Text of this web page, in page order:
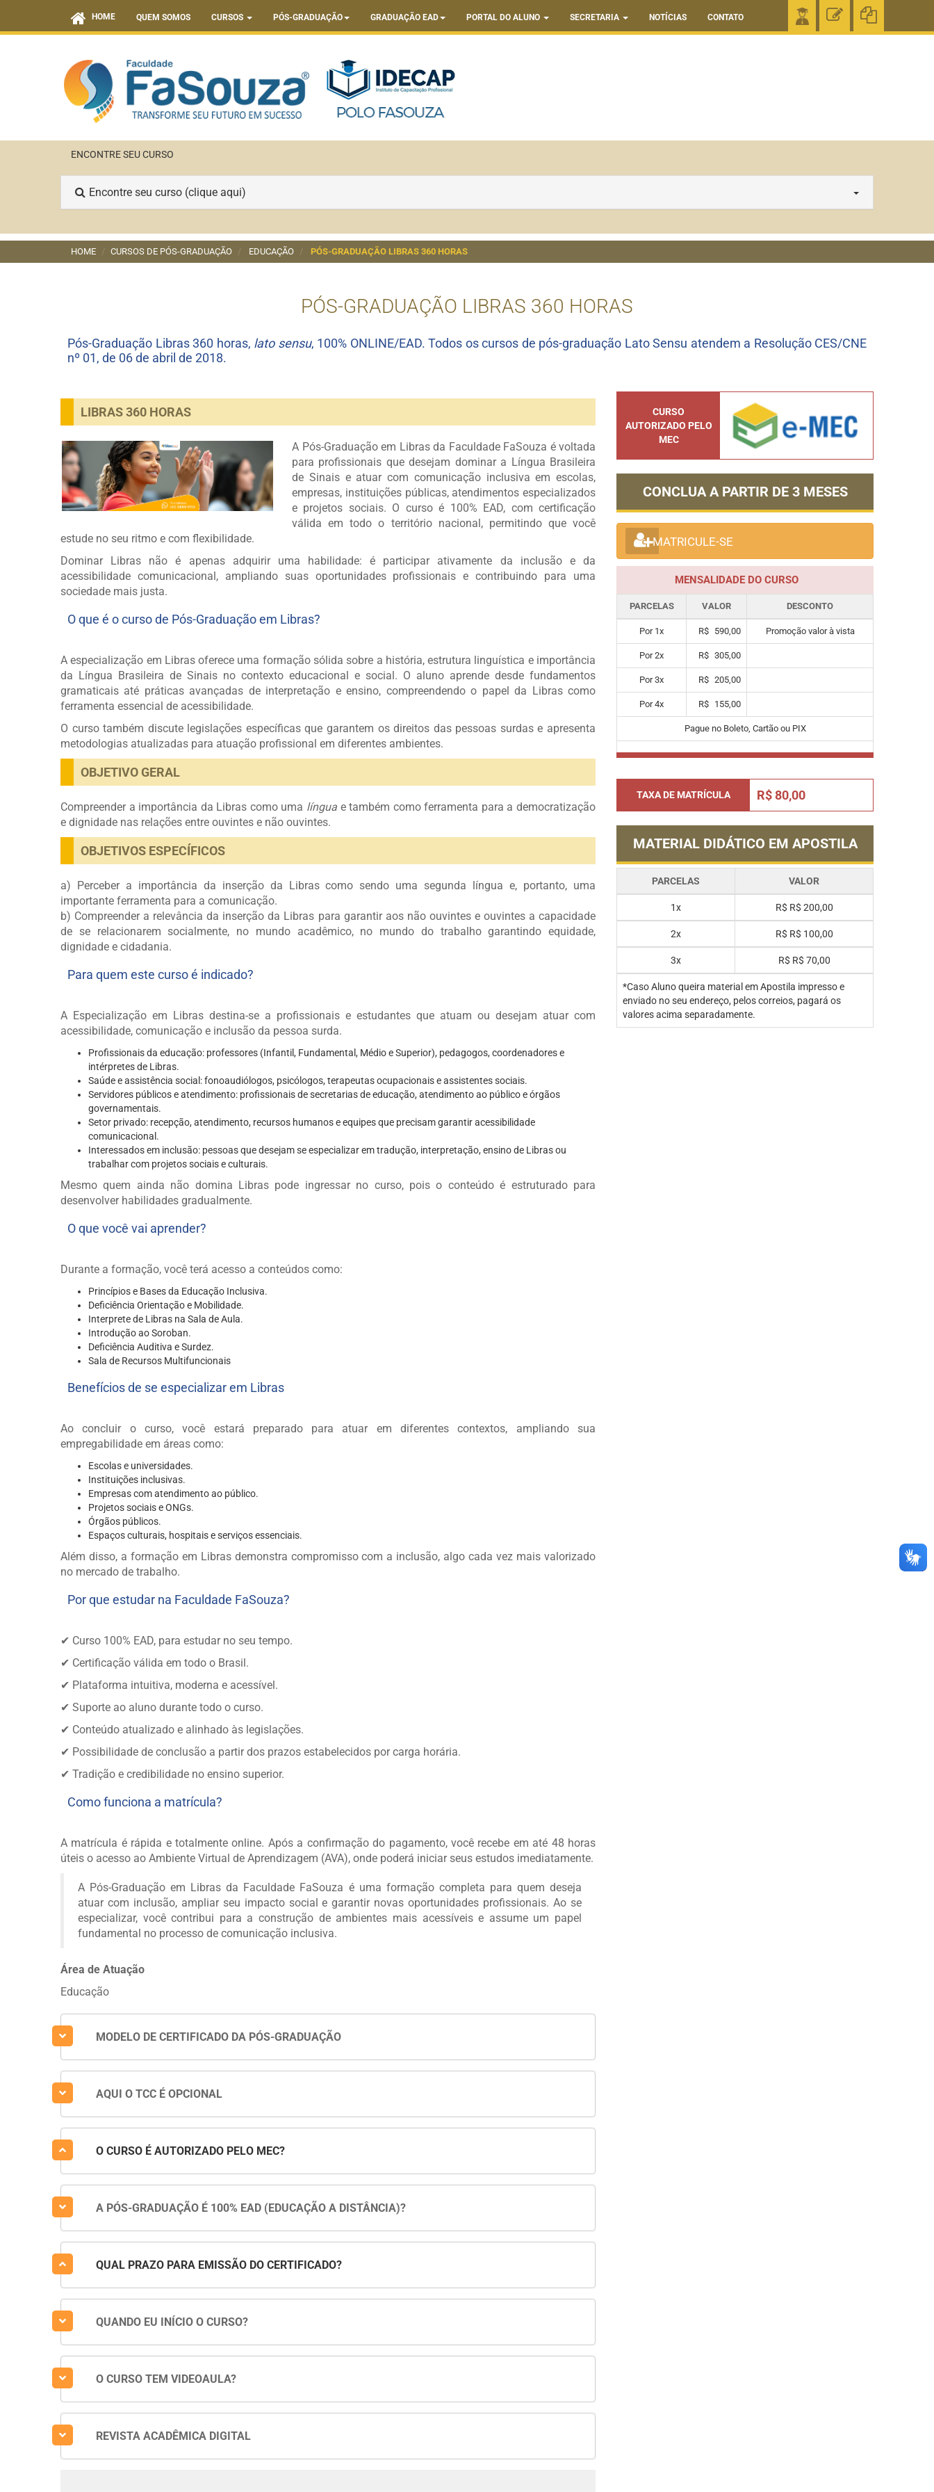
HOME QUEM SOMOS CURSOS PÓS-GRADUAÇÃO GRADUAÇÃO EAD PORTAL DO ALUNO SECRETARIA NOTÍCIAS CONTATO
ENCONTRE SEU CURSO
Encontre seu curso (clique aqui)
HOME CURSOS DE PÓS-GRADUAÇÃO EDUCAÇÃO PÓS-GRADUAÇÃO LIBRAS 360 HORAS
PÓS-GRADUAÇÃO LIBRAS 360 HORAS
Pós-Graduação Libras 360 horas, lato sensu, 100% ONLINE/EAD. Todos os cursos de pós-graduação Lato Sensu atendem a Resolução CES/CNE
nº 01, de 06 de abril de 2018.
LIBRAS 360 HORAS
A Pós-Graduação em Libras da Faculdade FaSouza é voltada
para profissionais que desejam dominar a Língua Brasileira
de Sinais e atuar com comunicação inclusiva em escolas,
empresas, instituições públicas, atendimentos especializados
e projetos sociais. O curso é 100% EAD, com certificação
válida em todo o território nacional, permitindo que você
estude no seu ritmo e com flexibilidade.
Dominar Libras não é apenas adquirir uma habilidade: é participar ativamente da inclusão e da
acessibilidade comunicacional, ampliando suas oportunidades profissionais e contribuindo para uma
sociedade mais justa.
O que é o curso de Pós-Graduação em Libras?
A especialização em Libras oferece uma formação sólida sobre a história, estrutura linguística e importância
da Língua Brasileira de Sinais no contexto educacional e social. O aluno aprende desde fundamentos
gramaticais até práticas avançadas de interpretação e ensino, compreendendo o papel da Libras como
ferramenta essencial de acessibilidade.
O curso também discute legislações específicas que garantem os direitos das pessoas surdas e apresenta
metodologias atualizadas para atuação profissional em diferentes ambientes.
OBJETIVO GERAL
Compreender a importância da Libras como uma língua e também como ferramenta para a democratização
e dignidade nas relações entre ouvintes e não ouvintes.
OBJETIVOS ESPECÍFICOS
a) Perceber a importância da inserção da Libras como sendo uma segunda língua e, portanto, uma
importante ferramenta para a comunicação.
b) Compreender a relevância da inserção da Libras para garantir aos não ouvintes e ouvintes a capacidade
de se relacionarem socialmente, no mundo acadêmico, no mundo do trabalho garantindo equidade,
dignidade e cidadania.
Para quem este curso é indicado?
A Especialização em Libras destina-se a profissionais e estudantes que atuam ou desejam atuar com
acessibilidade, comunicação e inclusão da pessoa surda.
Profissionais da educação: professores (Infantil, Fundamental, Médio e Superior), pedagogos, coordenadores e
intérpretes de Libras.
Saúde e assistência social: fonoaudiólogos, psicólogos, terapeutas ocupacionais e assistentes sociais.
Servidores públicos e atendimento: profissionais de secretarias de educação, atendimento ao público e órgãos
governamentais.
Setor privado: recepção, atendimento, recursos humanos e equipes que precisam garantir acessibilidade
comunicacional.
Interessados em inclusão: pessoas que desejam se especializar em tradução, interpretação, ensino de Libras ou
trabalhar com projetos sociais e culturais.
Mesmo quem ainda não domina Libras pode ingressar no curso, pois o conteúdo é estruturado para
desenvolver habilidades gradualmente.
O que você vai aprender?
Durante a formação, você terá acesso a conteúdos como:
Princípios e Bases da Educação Inclusiva.
Deficiência Orientação e Mobilidade.
Interprete de Libras na Sala de Aula.
Introdução ao Soroban.
Deficiência Auditiva e Surdez.
Sala de Recursos Multifuncionais
Benefícios de se especializar em Libras
Ao concluir o curso, você estará preparado para atuar em diferentes contextos, ampliando sua
empregabilidade em áreas como:
Escolas e universidades.
Instituições inclusivas.
Empresas com atendimento ao público.
Projetos sociais e ONGs.
Órgãos públicos.
Espaços culturais, hospitais e serviços essenciais.
Além disso, a formação em Libras demonstra compromisso com a inclusão, algo cada vez mais valorizado
no mercado de trabalho.
Por que estudar na Faculdade FaSouza?
✔ Curso 100% EAD, para estudar no seu tempo.
✔ Certificação válida em todo o Brasil.
✔ Plataforma intuitiva, moderna e acessível.
✔ Suporte ao aluno durante todo o curso.
✔ Conteúdo atualizado e alinhado às legislações.
✔ Possibilidade de conclusão a partir dos prazos estabelecidos por carga horária.
✔ Tradição e credibilidade no ensino superior.
Como funciona a matrícula?
A matrícula é rápida e totalmente online. Após a confirmação do pagamento, você recebe em até 48 horas
úteis o acesso ao Ambiente Virtual de Aprendizagem (AVA), onde poderá iniciar seus estudos imediatamente.
A Pós-Graduação em Libras da Faculdade FaSouza é uma formação completa para quem deseja
atuar com inclusão, ampliar seu impacto social e garantir novas oportunidades profissionais. Ao se
especializar, você contribui para a construção de ambientes mais acessíveis e assume um papel
fundamental no processo de comunicação inclusiva.
Área de Atuação
Educação
MODELO DE CERTIFICADO DA PÓS-GRADUAÇÃO
AQUI O TCC É OPCIONAL
O CURSO É AUTORIZADO PELO MEC?
A PÓS-GRADUAÇÃO É 100% EAD (EDUCAÇÃO A DISTÂNCIA)?
QUAL PRAZO PARA EMISSÃO DO CERTIFICADO?
QUANDO EU INÍCIO O CURSO?
O CURSO TEM VIDEOAULA?
REVISTA ACADÊMICA DIGITAL
CURSO
AUTORIZADO PELO
MEC
CONCLUA A PARTIR DE 3 MESES
MATRICULE-SE
MENSALIDADE DO CURSO
PARCELAS VALOR DESCONTO
Por 1x R$ 590,00 Promoção valor à vista
Por2x R$ 305,00
Por3x R$ 205,00
Por4x R$ 155,00
Pague no Boleto, Cartão ou PIX
TAXA DE MATRÍCULA R$ 80,00
MATERIAL DIDÁTICO EM APOSTILA
PARCELAS VALOR
1x R$ R$ 200,00
2x R$ R$ 100,00
3x R$ R$ 70,00
*Caso Aluno queira material em Apostila impresso e
enviado no seu endereço, pelos correios, pagará os
valores acima separadamente.